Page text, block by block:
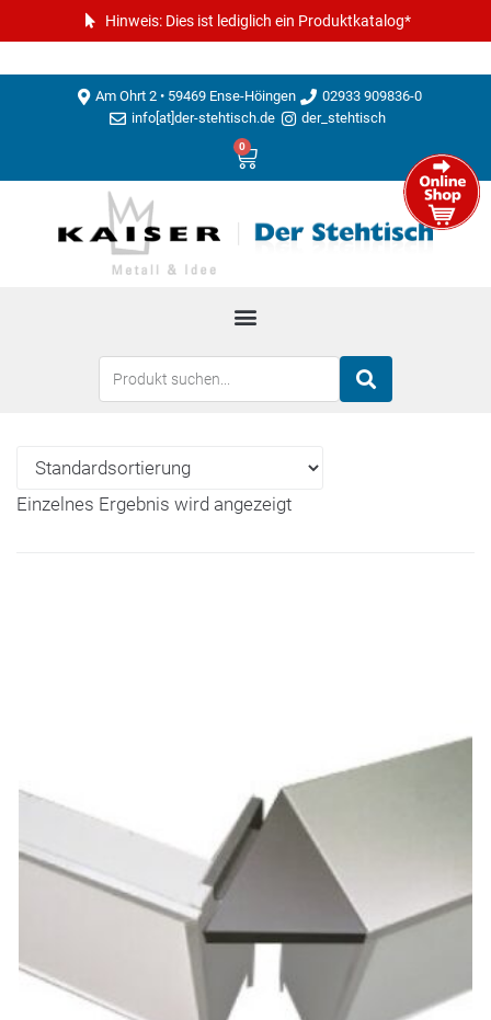
Hinweis: Dies ist lediglich ein Produktkatalog*
Am Ohrt 2 • 59469 Ense-Höingen
02933 909836-0
info[at]der-stehtisch.de
der_stehtisch
0
Einzelnes Ergebnis wird angezeigt